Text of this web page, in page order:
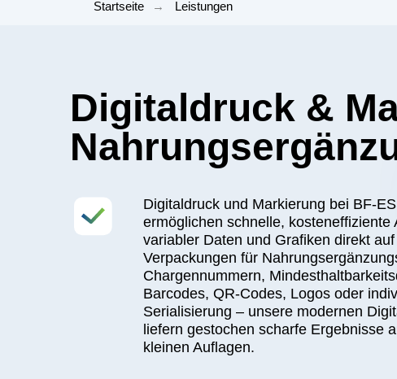
Startseite Leistungen
Digitaldruck und Markierung bei BF-ESSE
Verpackungen für Nahrungsergänzungsmittel.
Chargennummern, Mindesthaltbarkeitsdatum,
Barcodes, QR-Codes, Logos oder individuelle
Serialisierung – unsere modernen Digital-
liefern gestochen scharfe Ergebnisse auch bei
kleinen Auflagen.
Diese Technologie ist ideal für Private-Label-
häufige Designwechsel, kurze
Rückverfolgbarkeitsanforderungen benötigen.